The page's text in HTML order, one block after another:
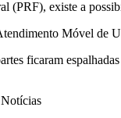
(PRF), existe a
Móvel de
ficaram